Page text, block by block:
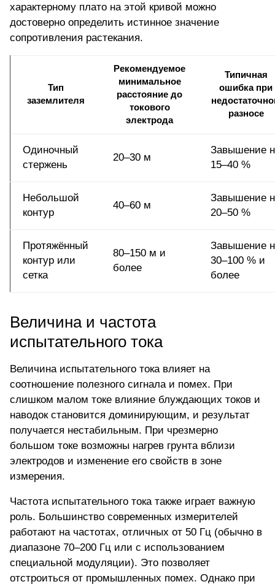
характерному плато на этой кривой можно
достоверно определить истинное значение
сопротивления растекания.
Тип
заземлителя
Рекомендуемое
минимальное
расстояние до
токового
электрода
Типичная
ошибка при
разносе
Одиночный
стержень
20–30 м
Завышение
15–40 %
Небольшой
контур
40–60 м
Завышение
20–50 %
Протяжённый
контур или
сетка
80–150 м и
более
Завышение
30–100 % и
более
Величина и частота
испытательного тока
Величина испытательного тока влияет на
соотношение полезного сигнала и помех. При
слишком малом токе влияние блуждающих токов и
наводок становится доминирующим, и результат
получается нестабильным. При чрезмерно
большом токе возможны нагрев грунта вблизи
электродов и изменение его свойств в зоне
измерения.
Частота испытательного тока также играет важную
роль. Большинство современных измерителей
работают на частотах, отличных от 50 Гц (обычно в
диапазоне 70–200 Гц или с использованием
специальной модуляции). Это позволяет
отстроиться от промышленных помех. Однако при